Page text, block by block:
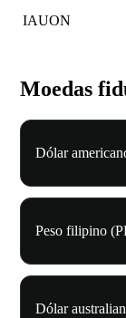
IAUON
Moedas
Dólar
Peso filipino
Dólar